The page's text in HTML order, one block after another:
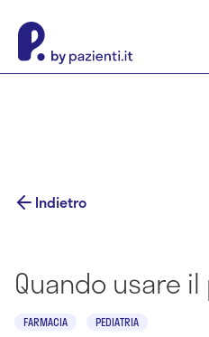
Indietro
Quando usare
FARMACIA PEDIATRIA